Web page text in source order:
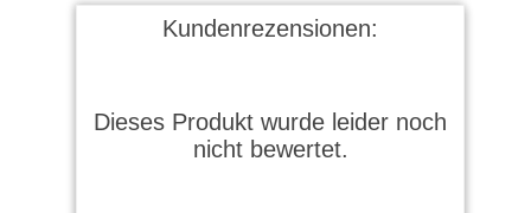
Kundenrezensionen:
Dieses Produkt wurde leider noch
nicht bewertet.